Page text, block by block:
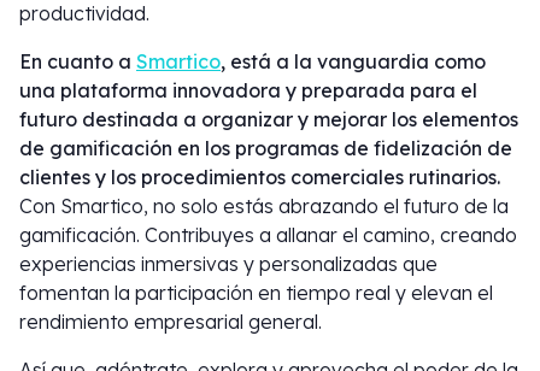
productividad.
En cuanto a Smartico, está a la vanguardia como
una plataforma innovadora y preparada para el
futuro destinada a organizar y mejorar los elementos
de gamificación en los programas de fidelización de
clientes y los procedimientos comerciales rutinarios.
Con Smartico, no solo estás abrazando el futuro de la
gamificación. Contribuyes a allanar el camino, creando
experiencias inmersivas y personalizadas que
fomentan la participación en tiempo real y elevan el
rendimiento empresarial general.